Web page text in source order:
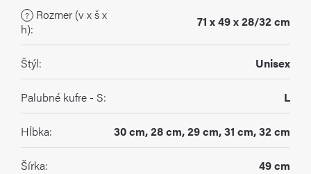
?
Rozmer (v x š x
h): 71 x 49 x 28/32 cm
Štýl: Unisex
Palubné kufre - S: L
Hĺbka: 30 cm, 28 cm, 29 cm, 31 cm, 32 cm
Šírka: 49 cm